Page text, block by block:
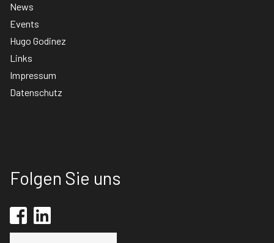
News
Events
Hugo Godinez
Links
Impressum
Datenschutz
Folgen Sie uns